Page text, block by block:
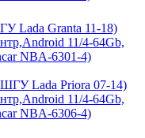
Lada Granta 11-18)
11/4-64Gb,
NBA-6301-4)